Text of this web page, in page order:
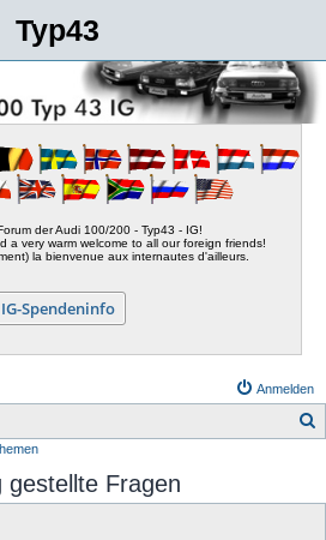
Typ43
der Audi 100/200 - Typ43 - IG!
a very warm welcome to all our foreign friends!
la bienvenue aux internautes d'ailleurs.
IG-Spendeninfo
Anmelden
h
gestellte Fragen